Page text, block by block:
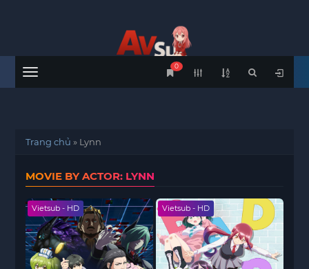
Menu
0
Trang chủ » Lynn
MOVIE BY ACTOR: LYNN
Vietsub - HD Vietsub - HD